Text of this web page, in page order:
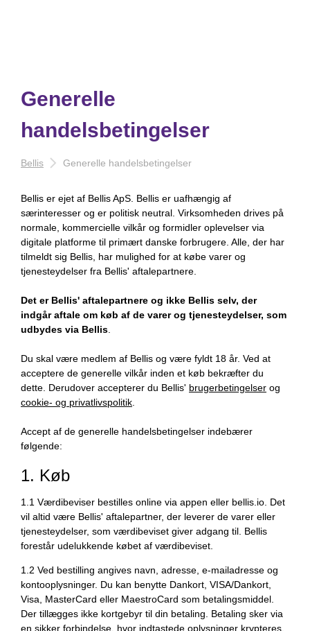
Generelle
handelsbetingelser
Bellis Generelle handelsbetingelser
Bellis er ejet af Bellis ApS. Bellis er uafhængig af
særinteresser og er politisk neutral. Virksomheden drives på
normale, kommercielle vilkår og formidler oplevelser via
digitale platforme til primært danske forbrugere. Alle, der har
tilmeldt sig Bellis, har mulighed for at købe varer og
tjenesteydelser fra Bellis' aftalepartnere.
Det er Bellis' aftalepartnere og ikke Bellis selv, der
indgår aftale om køb af de varer og tjenesteydelser, som
udbydes via Bellis
Du skal være medlem af Bellis og være fyldt 18 år. Ved at
acceptere de generelle vilkår inden et køb bekræfter du
dette. Derudover accepterer du Bellis' brugerbetingelser og
cookie- og privatlivspolitik
Accept af de generelle handelsbetingelser indebærer
følgende:
1. Køb
1.1 Værdibeviser bestilles online via appen eller bellis.io. Det
vil altid være Bellis' aftalepartner, der leverer de varer eller
tjenesteydelser, som værdibeviset giver adgang til. Bellis
forestår udelukkende købet af værdibeviset.
1.2 Ved bestilling angives navn, adresse, e-mailadresse og
kontooplysninger. Du kan benytte Dankort, VISA/Dankort,
Visa, MasterCard eller MaestroCard som betalingsmiddel.
Der tillægges ikke kortgebyr til din betaling. Betaling sker via
en sikker forbindelse, hvor indtastede oplysninger krypteres,